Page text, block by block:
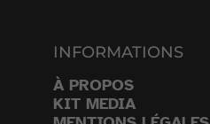
INFORMATIONS
À PROPOS
KIT MEDIA